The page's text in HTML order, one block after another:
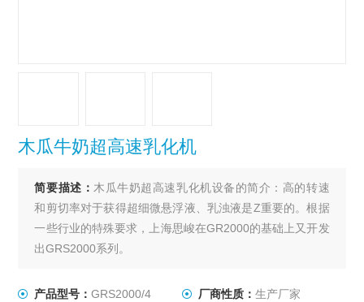
木瓜牛奶超高速乳化机
简要描述： 木瓜牛奶超高速乳化机设备的简介：高的转速
和剪切率对于获得超细微悬浮液、乳浊液是Z重要的。根据
一些行业的特殊要求，上海思峻在GR2000的基础上又开发
出GRS2000系列。
产品型号：GRS2000/4 厂商性质： 生产厂家